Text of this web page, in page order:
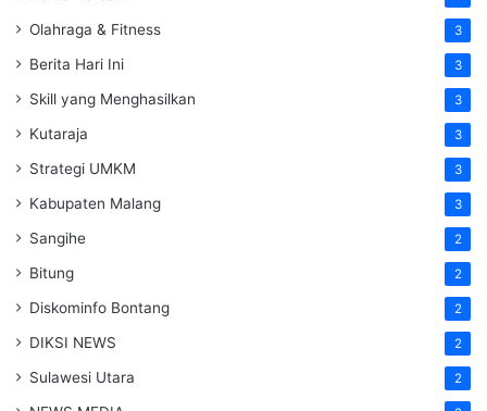
Olahraga & Fitness 3
Berita Hari Ini 3
Skill yang Menghasilkan 3
Kutaraja 3
Strategi UMKM 3
Kabupaten Malang 3
Sangihe 2
Bitung 2
Diskominfo Bontang 2
DIKSI NEWS 2
Sulawesi Utara 2